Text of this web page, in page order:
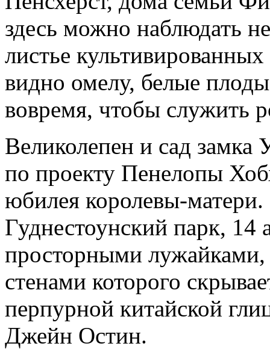
здесь можно наблюдать
листье
видно омелу, белые
вовремя, чтобы служить
Великолепен и сад замка
по проекту Пенелопы
юбилея королевы-
Гуднестоунский парк, 14
просторными лужайками,
стенами которого
перпурной китайской
Джейн Остин.